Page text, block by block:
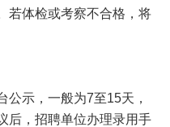
若体检或考察不合格，将
公示，一般为7至15天，
后，招聘单位办理录用手